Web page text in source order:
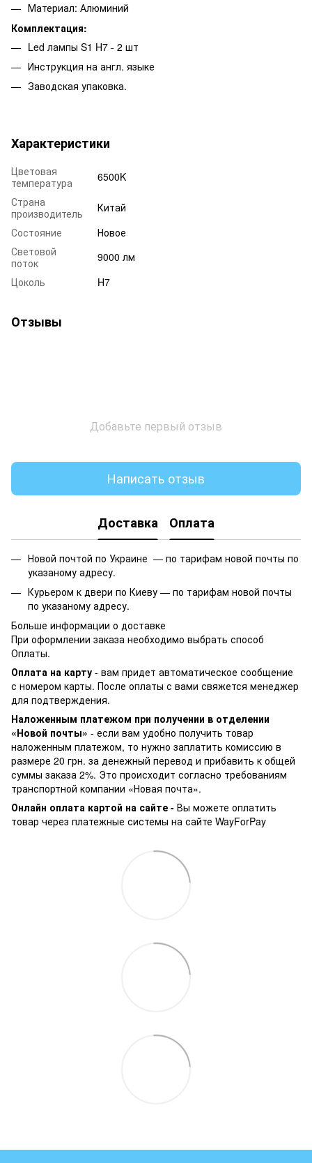
Материал: Алюминий
Комплектация:
Led лампы S1 H7 - 2 шт
Инструкция на англ. языке
Заводская упаковка.
Характеристики
Цветовая
температура
6500K
Страна
производитель
Китай
Состояние
Новое
Световой
поток
9000 лм
Цоколь
H7
Отзывы
Добавьте первый отзыв
Написать отзыв
Доставка Оплата
Новой почтой по Украине — по тарифам новой почты по
указаному адресу.
Курьером к двери по Киеву — по тарифам новой почты
по указаному адресу.
Больше информации о доставке
При оформлении заказа необходимо выбрать способ
Оплаты.
Оплата на карту - вам придет автоматическое сообщение
с номером карты. После оплаты с вами свяжется менеджер
для подтверждения.
Наложенным платежом при получении в отделении
«Новой почты» - если вам удобно получить товар
наложенным платежом, то нужно заплатить комиссию в
размере 20 грн. за денежный перевод и прибавить к общей
суммы заказа 2%. Это происходит согласно требованиям
транспортной компании «Новая почта».
Онлайн оплата картой на сайте - Вы можете оплатить
товар через платежные системы на сайте WayForPay